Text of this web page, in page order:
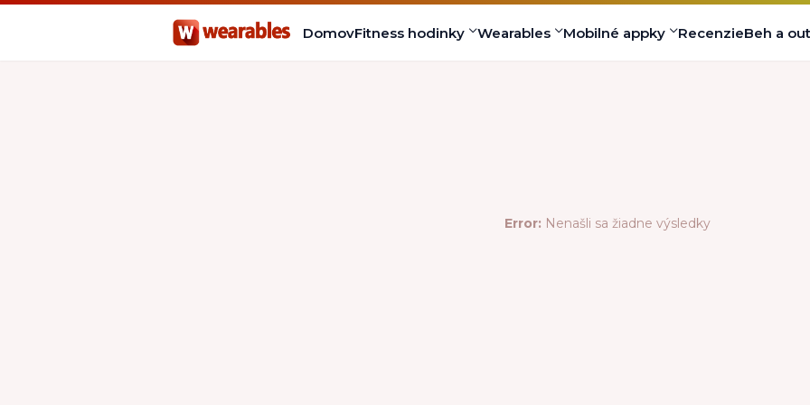
DomovFitness hodinky Wearables Mobilné appky RecenzieBeh a
Error: Nenašli sa žiadne výsledky